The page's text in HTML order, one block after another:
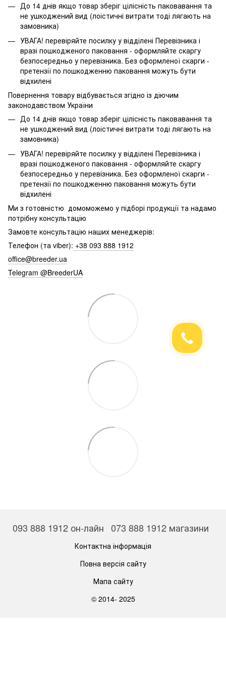
До 14 днів якщо товар зберіг цілісність паковавання та
не ушкоджений вид (лоістичні витрати тоді лягають на
замовника)
УВАГА! перевіряйте посилку у відділені Перевізника і
вразі пошкодженого паковання - оформляйте скаргу
безпосередньо у перевізника. Без оформленої скарги -
претензії по пошкодженню паковання можуть бути
відхилені
Повернення товару відбувається згідно із діючим
законодавством України
До 14 днів якщо товар зберіг цілісність паковавання та
не ушкоджений вид (лоістичні витрати тоді лягають на
замовника)
УВАГА! перевіряйте посилку у відділені Перевізника і
вразі пошкодженого паковання - оформляйте скаргу
безпосередньо у перевізника. Без оформленої скарги -
претензії по пошкодженню паковання можуть бути
відхилені
Ми з готовністю домоможемо у підборі продукції та надамо
потрібну консультацію
Замовте консультацію наших менеджерів:
Телефон (та viber): +38 093 888 1912
office@breeder.ua
Telegram @BreederUA
093 888 1912 он-лайн 073 888 1912 магазини
Контактна інформація
Повна версія сайту
Мапа сайту
© 2014- 2025